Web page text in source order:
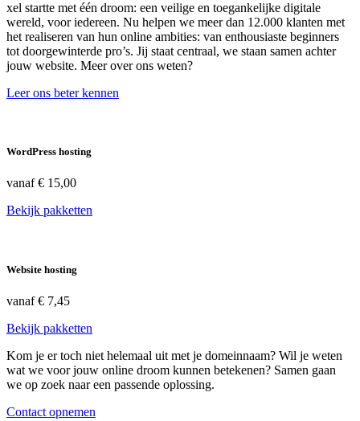
xel startte met één droom: een veilige en toegankelijke digitale
wereld, voor iedereen. Nu helpen we meer dan 12.000 klanten met
het realiseren van hun online ambities: van enthousiaste beginners
tot doorgewinterde pro’s. Jij staat centraal, we staan samen achter
jouw website. Meer over ons weten?
Leer ons beter kennen
WordPress hosting
vanaf€ 15,00
Bekijk pakketten
Website hosting
vanaf€ 7,45
Bekijk pakketten
Kom je er toch niet helemaal uit met je domeinnaam? Wil je weten
wat we voor jouw online droom kunnen betekenen? Samen gaan
we op zoek naar een passende oplossing.
Contact opnemen